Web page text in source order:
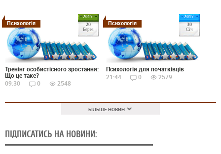
2017
20
Берез
Психологія
Тренінг особистісного зростання:
Що це таке?
09:30
0 2548
2017
30
Січ
Психологія
Психологія для початківців
21:44
0 2579
БІЛЬШЕ НОВИН
ПІДПИСАТИСЬ НА НОВИНИ: